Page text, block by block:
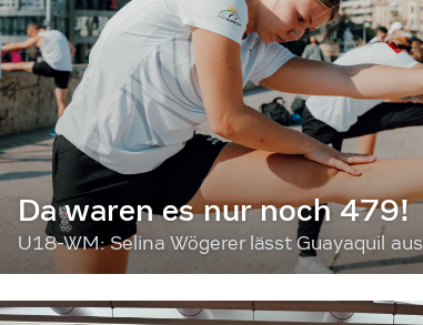
Da waren es nur noch 479!
U18-WM: Selina Wögerer lässt Guayaquil aus